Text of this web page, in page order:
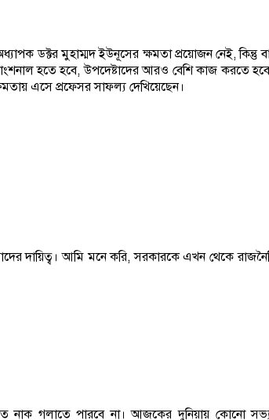
ডক্টর মুহাম্মদ ইউনূসের ক্ষমতা প্রয়োজন নেই, কিন্তু
হতে হবে, উপদেষ্টাদের আরও বেশি কাজ করতে
এসে প্রফেসর সাফল্য দেখিয়েছেন।
দায়িত্ব। আমি মনে করি, সরকারকে এখন থেকে
নাক গলাতে পারবে না। আজকের দুনিয়ায় কোনো সভ্য